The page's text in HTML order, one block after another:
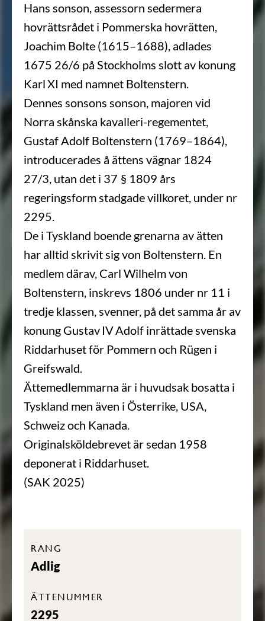
Hans sonson, assessorn sedermera
hovrättsrådet i Pommerska hovrätten,
Joachim Bolte (1615–1688), adlades
1675 26/6 på Stockholms slott av konung
Karl XI med namnet Boltenstern.
Dennes sonsons sonson, majoren vid
Norra skånska kavalleri-regementet,
Gustaf Adolf Boltenstern (1769–1864),
introducerades å ättens vägnar 1824
27/3, utan det i 37 § 1809 års
regeringsform stadgade villkoret, under nr
2295.
De i Tyskland boende grenarna av ätten
har alltid skrivit sig von Boltenstern. En
medlem därav, Carl Wilhelm von
Boltenstern, inskrevs 1806 under nr 11 i
tredje klassen, svenner, på det samma år av
konung Gustav IV Adolf inrättade svenska
Riddarhuset för Pommern och Rügen i
Greifswald.
Ättemedlemmarna är i huvudsak bosatta i
Tyskland men även i Österrike, USA,
Schweiz och Kanada.
Originalsköldebrevet är sedan 1958
deponerat i Riddarhuset.
(SAK 2025)
RANG
Adlig
ÄTTENUMMER
2295